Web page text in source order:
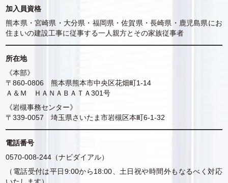
加入員資格
熊本県・宮崎県・大分県・福岡県・佐賀県・長崎県・鹿児島県にお
住まいの建設工事に従事する一人親方とその家族従事者
所在地
《本部》
〒860-0806 熊本県熊本市中央区花畑町1-14
Ａ＆Ｍ ＨＡＮＡＢＡＴＡ301号
《岩槻事務センター》
〒339-0057 埼玉県さいたま市岩槻区本町6-1-32
電話番号
0570-008-244（ナビダイアル）
（電話受付は平日9:00から18:00、土日祝や時間外もなるべく対応